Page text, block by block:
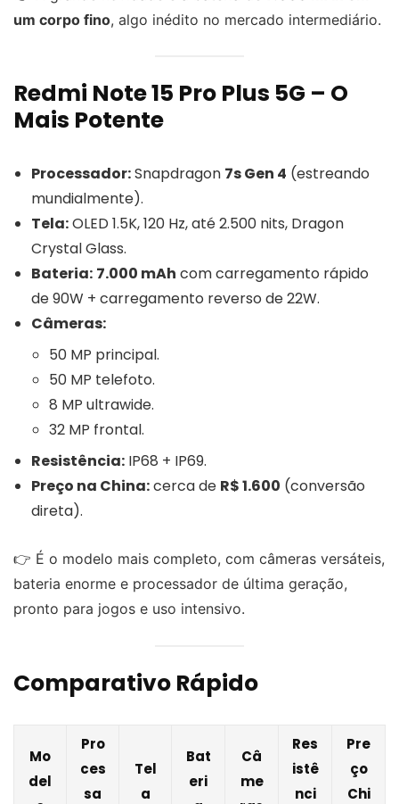
um corpo fino, algo inédito no mercado intermediário.
Redmi Note 15 Pro Plus 5G – O
Mais Potente
Processador:Snapdragon 7s Gen 4 (estreando
mundialmente).
Tela:OLED 1.5K, 120 Hz, até 2.500 nits, Dragon
Crystal Glass.
Bateria: 7.000 mAh com carregamento rápido
de 90W + carregamento reverso de 22W.
Câmeras:
50 MP principal.
50 MP telefoto.
8 MP ultrawide.
32 MP frontal.
Resistência: IP68 + IP69.
Preço na China:cerca de R$ 1.600 (conversão
direta).
👉 É o modelo mais completo, com câmeras versáteis,
bateria enorme e processador de última geração,
pronto para jogos e uso intensivo.
Comparativo Rápido
Mo
del
Pro
ces
sa
Tel
a
Bat
eri
Câ
me
Res
istê
nci
Pre
ço
Chi